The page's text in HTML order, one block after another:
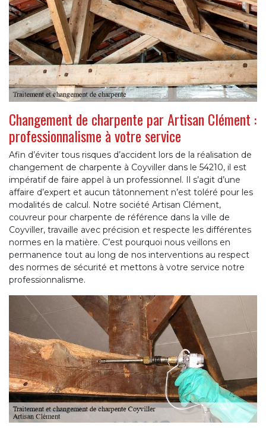
Changement de charpente par Artisan Clément :
professionnalisme à votre service
Afin d’éviter tous risques d’accident lors de la réalisation de
changement de charpente à Coyviller dans le 54210, il est
impératif de faire appel à un professionnel. Il s’agit d’une
affaire d’expert et aucun tâtonnement n’est toléré pour les
modalités de calcul. Notre société Artisan Clément,
couvreur pour charpente de référence dans la ville de
Coyviller, travaille avec précision et respecte les différentes
normes en la matière. C’est pourquoi nous veillons en
permanence tout au long de nos interventions au respect
des normes de sécurité et mettons à votre service notre
professionnalisme.